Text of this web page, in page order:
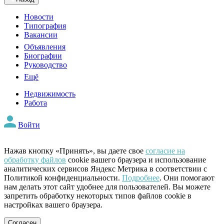
Новости
Типография
Вакансии
Объявления
Биографии
Руководство
Ещё
Недвижимость
Работа
Войти
Нажав кнопку «Принять», вы даете свое согласие на
обработку файлов cookie вашего браузера и использование
аналитических сервисов Яндекс Метрика в соответствии с
Политикой конфиденциальности. Подробнее. Они помогают
нам делать этот сайт удобнее для пользователей. Вы можете
запретить обработку некоторых типов файлов cookie в
настройках вашего браузера.